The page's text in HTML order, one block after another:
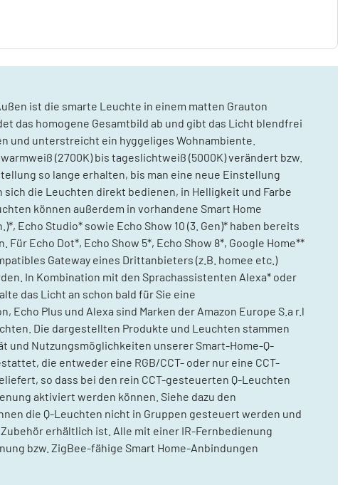
ist die smarte Leuchte in einem matten Grauton
das homogene Gesamtbild ab und gibt das Licht blendfrei
und unterstreicht ein hyggeliges Wohnambiente.
(2700K) bis tageslichtweiß (5000K) verändert bzw.
so lange erhalten, bis man eine neue Einstellung
die Leuchten direkt bedienen, in Helligkeit und Farbe
können außerdem in vorhandene Smart Home
Echo Studio* sowie Echo Show 10 (3. Gen)* haben bereits
Echo Dot*, Echo Show 5*, Echo Show 8*, Google Home**
Gateway eines Drittanbieters (z.B. homee etc.)
In Kombination mit den Sprachassistenten Alexa* oder
das Licht an schon bald für Sie eine
Plus und Alexa sind Marken der Amazon Europe S.a r.l
Die dargestellten Produkte und Leuchten stammen
und Nutzungsmöglichkeiten unserer Smart-Home-Q-
die entweder eine RGB/CCT- oder nur eine CCT-
so dass bei den rein CCT-gesteuerten Q-Leuchten
aktiviert werden können. Siehe dazu den
die Q-Leuchten nicht in Gruppen gesteuert werden und
erhältlich ist. Alle mit einer IR-Fernbedienung
bzw. ZigBee-fähige Smart Home-Anbindungen